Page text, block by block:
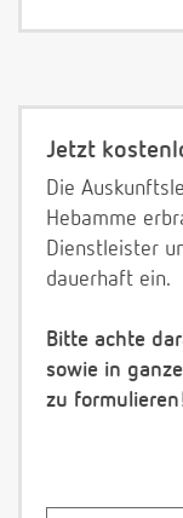
Jetzt
Die
Hebamme
Dienstleister
dauerhaft ein.
Bitte achte
sowie in
zu